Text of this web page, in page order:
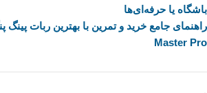
باشگاه یا حرفه‌ای‌ها
راهنمای جامع خرید و تمرین با بهترین ربات
Master Pro